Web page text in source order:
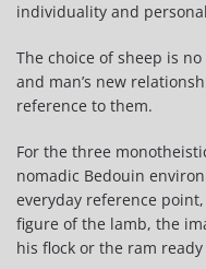
individuality and
The choice of sheep is
and man’s new
reference to them.
For the three
nomadic Bedouin
everyday reference
figure of the lamb, the
his flock or the ram